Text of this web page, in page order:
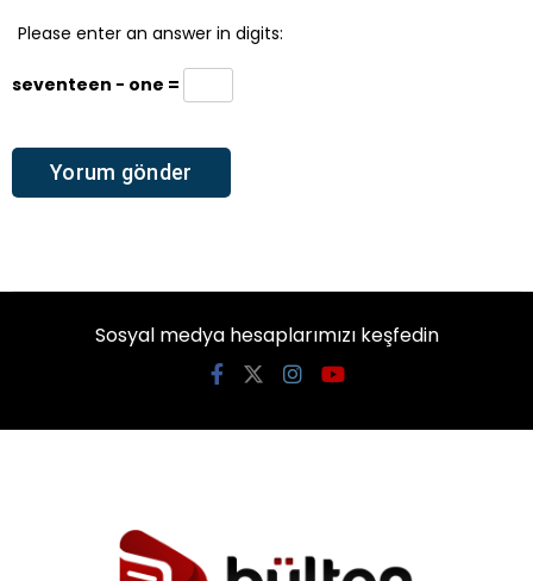
Please enter an answer in digits:
seventeen − one =
Sosyal medya hesaplarımızı keşfedin